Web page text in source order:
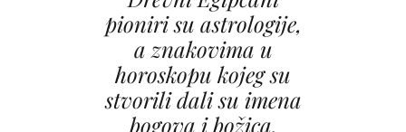
pioniri su astrologije,
a znakovima u
horoskopu kojeg su
stvorili dali su imena
bogova i božica.